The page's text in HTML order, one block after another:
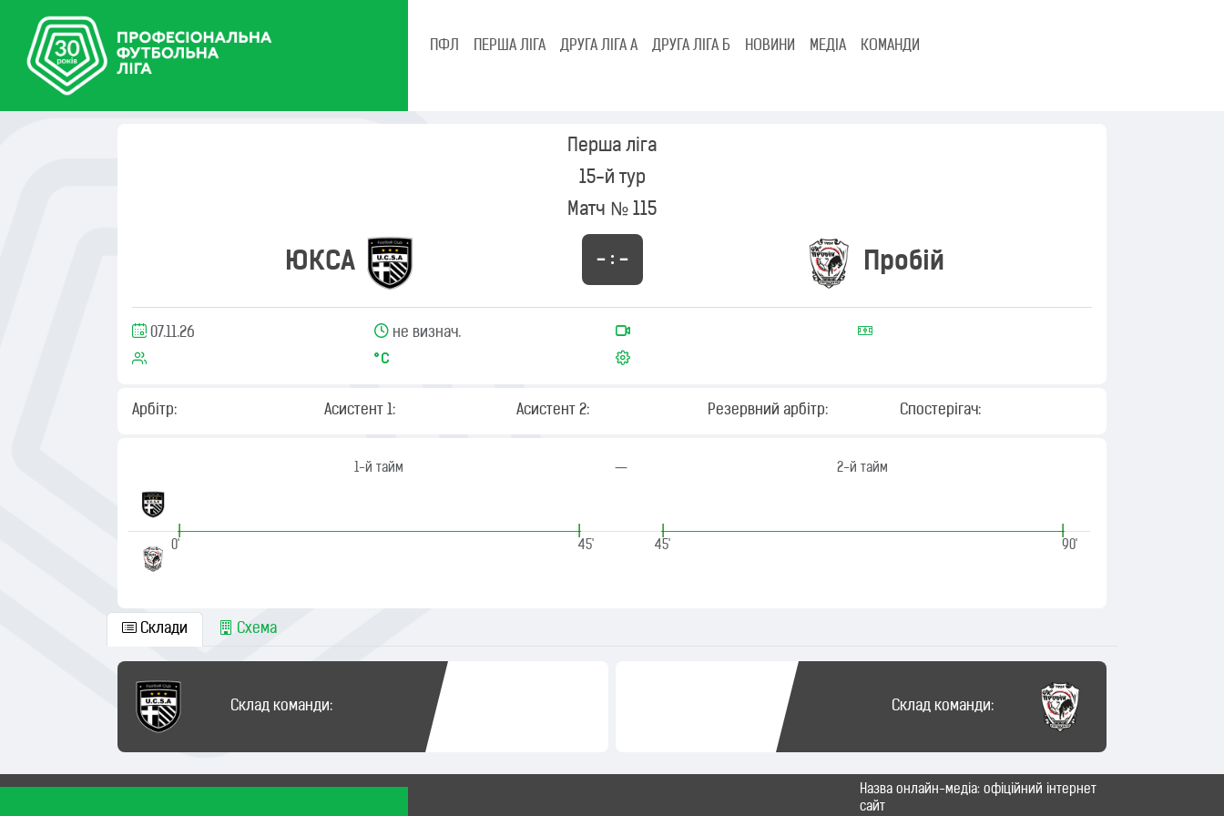
ПФЛ ПЕРША ЛІГА ДРУГА ЛІГА А ДРУГА ЛІГА Б НОВИНИ МЕДІА КОМАНДИ
Перша ліга
15-й тур
Матч № 115
ЮКСА – : – Пробій
07.11.26 не визнач.
Арбітр: Асистент 1: Асистент 2: Резервний арбітр: Спостерігач:
1-й тайм
|
0'
|
45'
— 2-й тайм
|
45'
|
90'
Склади Схема
Склад команди: Склад команди:
Назва онлайн-медіа: офіційний інтернет
сайт